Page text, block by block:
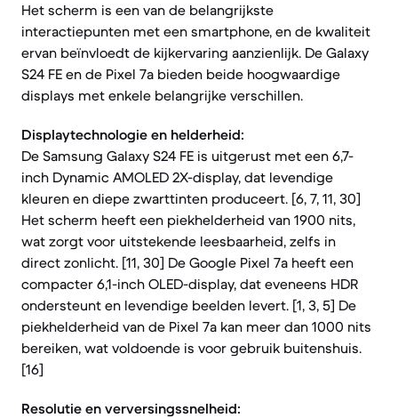
Het scherm is een van de belangrijkste
interactiepunten met een smartphone, en de kwaliteit
ervan beïnvloedt de kijkervaring aanzienlijk. De Galaxy
S24 FE en de Pixel 7a bieden beide hoogwaardige
displays met enkele belangrijke verschillen.
Displaytechnologie en helderheid:
De Samsung Galaxy S24 FE is uitgerust met een 6,7-
inch Dynamic AMOLED 2X-display, dat levendige
kleuren en diepe zwarttinten produceert. [6, 7, 11, 30]
Het scherm heeft een piekhelderheid van 1900 nits,
wat zorgt voor uitstekende leesbaarheid, zelfs in
direct zonlicht. [11, 30] De Google Pixel 7a heeft een
compacter 6,1-inch OLED-display, dat eveneens HDR
ondersteunt en levendige beelden levert. [1, 3, 5] De
piekhelderheid van de Pixel 7a kan meer dan 1000 nits
bereiken, wat voldoende is voor gebruik buitenshuis.
[16]
Resolutie en verversingssnelheid: